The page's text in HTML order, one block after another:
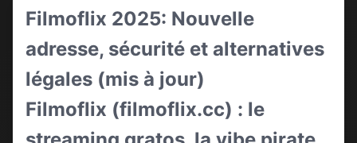
Filmoflix 2025: Nouvelle
adresse, sécurité et alternatives
légales (mis à jour)
Filmoflix (filmoflix.cc) : le